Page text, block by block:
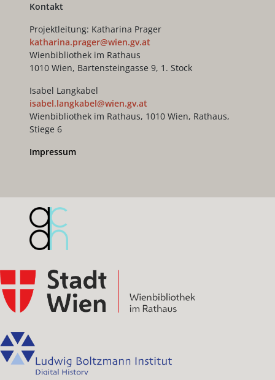
Kontakt
Projektleitung: Katharina Prager
katharina.prager@wien.gv.at
Wienbibliothek im Rathaus
1010 Wien, Bartensteingasse 9, 1. Stock
Isabel Langkabel
isabel.langkabel@wien.gv.at
Wienbibliothek im Rathaus, 1010 Wien, Rathaus,
Stiege 6
Impressum